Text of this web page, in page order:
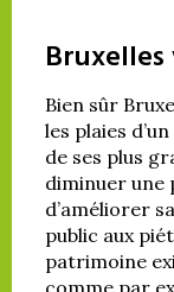
Bien sûr
les plaies
de ses plus
diminuer une
d’améliorer
public aux
patrimoine
comme par